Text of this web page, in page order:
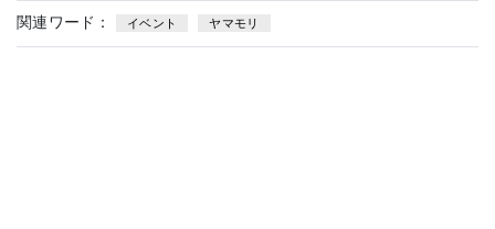
関連ワード： イベント ヤマモリ